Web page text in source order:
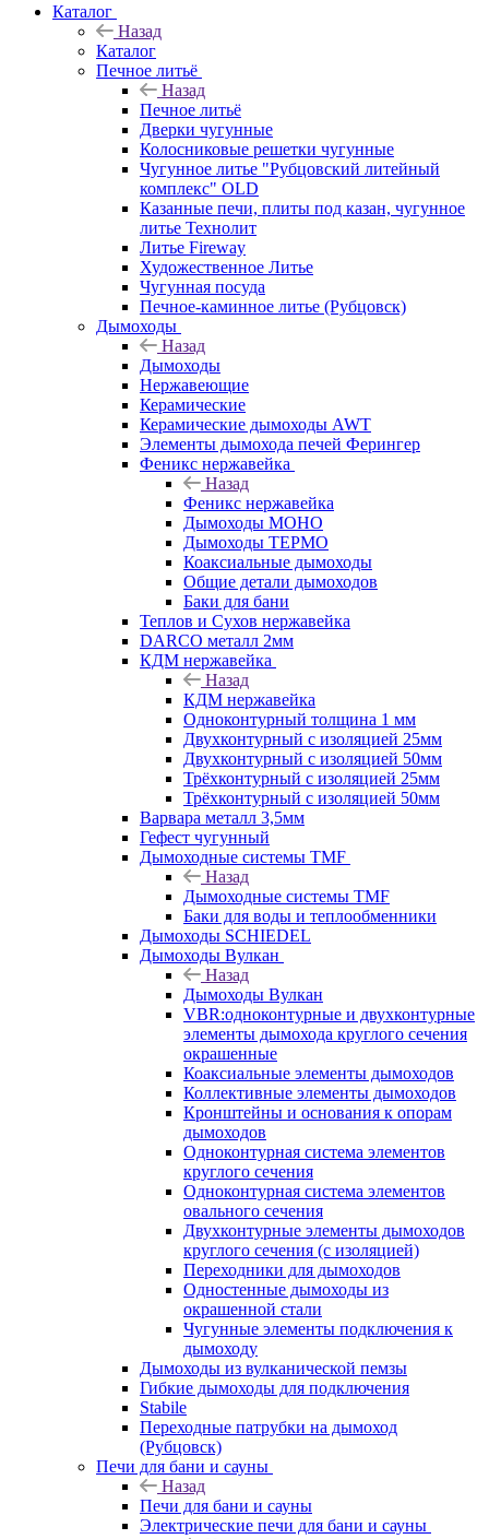
Каталог
Назад
Каталог
Печное литьё
Назад
Печное литьё
Дверки чугунные
Колосниковые решетки чугунные
Чугунное литье "Рубцовский литейный
комплекс" OLD
Казанные печи, плиты под казан, чугунное
литье Технолит
Литье Fireway
Художественное Литье
Чугунная посуда
Печное-каминное литье (Рубцовск)
Дымоходы
Назад
Дымоходы
Нержавеющие
Керамические
Керамические дымоходы AWT
Элементы дымохода печей Ферингер
Феникс нержавейка
Назад
Феникс нержавейка
Дымоходы МОНО
Дымоходы ТЕРМО
Коаксиальные дымоходы
Общие детали дымоходов
Баки для бани
Теплов и Сухов нержавейка
DARCO металл 2мм
КДМ нержавейка
Назад
КДМ нержавейка
Одноконтурный толщина 1 мм
Двухконтурный с изоляцией 25мм
Двухконтурный с изоляцией 50мм
Трёхконтурный с изоляцией 25мм
Трёхконтурный с изоляцией 50мм
Варвара металл 3,5мм
Гефест чугунный
Дымоходные системы TMF
Назад
Дымоходные системы TMF
Баки для воды и теплообменники
Дымоходы SCHIEDEL
Дымоходы Вулкан
Назад
Дымоходы Вулкан
VBR:одноконтурные и двухконтурные
элементы дымохода круглого сечения
окрашенные
Коаксиальные элементы дымоходов
Коллективные элементы дымоходов
Кронштейны и основания к опорам
дымоходов
Одноконтурная система элементов
круглого сечения
Одноконтурная система элементов
овального сечения
Двухконтурные элементы дымоходов
круглого сечения (с изоляцией)
Переходники для дымоходов
Одностенные дымоходы из
окрашенной стали
Чугунные элементы подключения к
дымоходу
Дымоходы из вулканической пемзы
Гибкие дымоходы для подключения
Stabile
Переходные патрубки на дымоход
(Рубцовск)
Печи для бани и сауны
Назад
Печи для бани и сауны
Электрические печи для бани и сауны